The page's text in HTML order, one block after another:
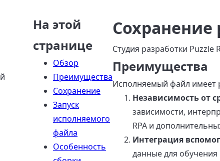
На этой
странице
Обзор
Преимущества
Сохранение
Запуск
исполняемого
файла
Особенность
Студия разработки
Преимущества
Исполняемый файл имеет
Независимость от
зависимости,
RPA и
Интеграция
данные для